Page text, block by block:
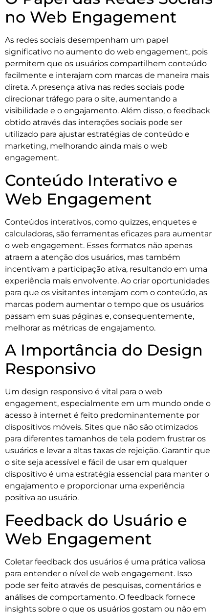
no Web Engagement
As redes sociais desempenham um papel
significativo no aumento do web engagement, pois
permitem que os usuários compartilhem conteúdo
facilmente e interajam com marcas de maneira mais
direta. A presença ativa nas redes sociais pode
direcionar tráfego para o site, aumentando a
visibilidade e o engajamento. Além disso, o feedback
obtido através das interações sociais pode ser
utilizado para ajustar estratégias de conteúdo e
marketing, melhorando ainda mais o web
engagement.
Conteúdo Interativo e
Web Engagement
Conteúdos interativos, como quizzes, enquetes e
calculadoras, são ferramentas eficazes para aumentar
o web engagement. Esses formatos não apenas
atraem a atenção dos usuários, mas também
incentivam a participação ativa, resultando em uma
experiência mais envolvente. Ao criar oportunidades
para que os visitantes interajam com o conteúdo, as
marcas podem aumentar o tempo que os usuários
passam em suas páginas e, consequentemente,
melhorar as métricas de engajamento.
A Importância do Design
Responsivo
Um design responsivo é vital para o web
engagement, especialmente em um mundo onde o
acesso à internet é feito predominantemente por
dispositivos móveis. Sites que não são otimizados
para diferentes tamanhos de tela podem frustrar os
usuários e levar a altas taxas de rejeição. Garantir que
o site seja acessível e fácil de usar em qualquer
dispositivo é uma estratégia essencial para manter o
engajamento e proporcionar uma experiência
positiva ao usuário.
Feedback do Usuário e
Web Engagement
Coletar feedback dos usuários é uma prática valiosa
para entender o nível de web engagement. Isso
pode ser feito através de pesquisas, comentários e
análises de comportamento. O feedback fornece
insights sobre o que os usuários gostam ou não em